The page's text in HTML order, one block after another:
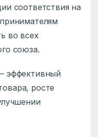
соответствия на
во всех
союза.
эффективный
росте